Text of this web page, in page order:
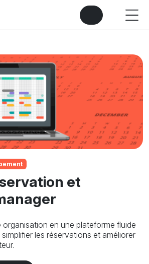
et
en une plateforme fluide
les réservations et améliorer